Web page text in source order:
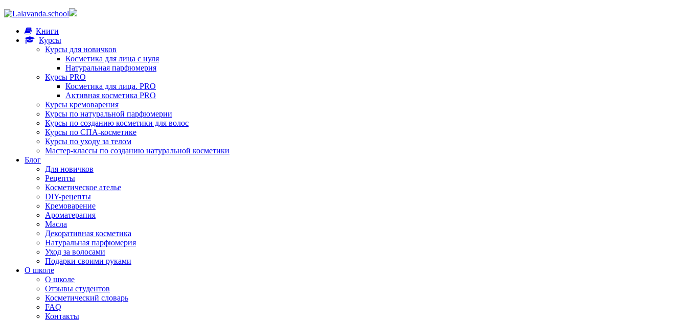
Книги
Курсы
Курсы для новичков
Косметика для лица с нуля
Натуральная парфюмерия
Курсы PRO
Косметика для лица. PRO
Активная косметика PRO
Курсы кремоварения
Курсы по натуральной парфюмерии
Курсы по созданию косметики для волос
Курсы по СПА-косметике
Курсы по уходу за телом
Мастер-классы по созданию натуральной косметики
Блог
Для новичков
Рецепты
Косметическое ателье
DIY-рецепты
Кремоварение
Ароматерапия
Масла
Декоративная косметика
Натуральная парфюмерия
Уход за волосами
Подарки своими руками
О школе
О школе
Отзывы студентов
Косметический словарь
FAQ
Контакты